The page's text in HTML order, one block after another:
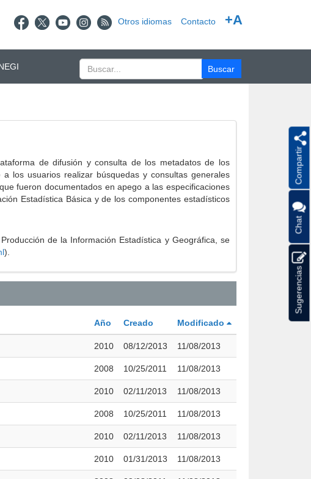
Otros idiomas Contacto +A
de difusión y consulta de los metadatos de los
los usuarios realizar búsquedas y consultas generales
fueron documentados en apego a las especificaciones
Estadística Básica y de los componentes estadísticos
de la Información Estadística y Geográfica, se
).
Año Creado Modificado
2010 08/12/2013 11/08/2013
2008 10/25/2011 11/08/2013
2010 02/11/2013 11/08/2013
2008 10/25/2011 11/08/2013
2010 02/11/2013 11/08/2013
2010 01/31/2013 11/08/2013
Compartir
Chat
Sugerencias